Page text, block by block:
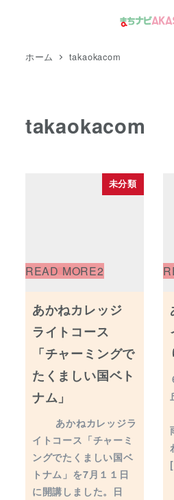
ホーム takaokacom
takaokacom
未分類
あかねカレッジ
ライトコース
「チャーミングで
たくましい国ベト
ナム」
あかねカレッジラ
イトコース「チャーミ
ングでたくましい国ベ
トナム」を7月１１日
に開講しました。日